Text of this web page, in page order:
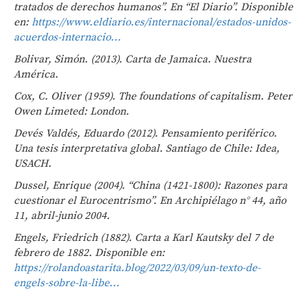
tratados de derechos humanos”. En “El Diario”. Disponible
en: https://www.eldiario.es/internacional/estados-unidos-
acuerdos-internacio...
Bolivar, Simón. (2013). Carta de Jamaica. Nuestra
América.
Cox, C. Oliver (1959). The foundations of capitalism. Peter
Owen Limeted: London.
Devés Valdés, Eduardo (2012). Pensamiento periférico.
Una tesis interpretativa global. Santiago de Chile: Idea,
USACH.
Dussel, Enrique (2004). “China (1421-1800): Razones para
cuestionar el Eurocentrismo”. En Archipiélago n° 44, año
11, abril-junio 2004.
Engels, Friedrich (1882). Carta a Karl Kautsky del 7 de
febrero de 1882. Disponible en:
https://rolandoastarita.blog/2022/03/09/un-texto-de-
engels-sobre-la-libe...